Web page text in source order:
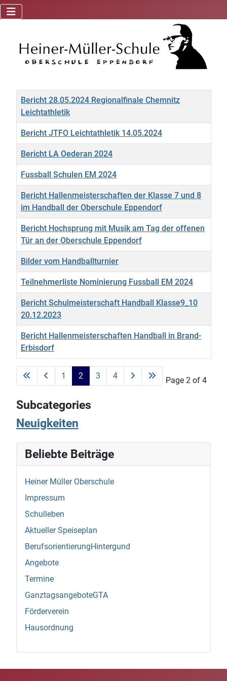
Beliebte Beiträge
Heiner Müller Oberschule
Impressum
Schulleben
Aktueller Speiseplan
BerufsorientierungHintergund
Angebote
Termine
GanztagsangeboteGTA
Förderverein
Hausordnung
Title
Bericht 28.05.2024 Regionalfinale Chemnitz
Leichtathletik
Bericht JTFO Leichtathletik 14.05.2024
Bericht LA Oederan 2024
Fussball Schulen EM 2024
Bericht Hallenmeisterschaften der Klasse 7 und 8
im Handball der Oberschule Eppendorf
Bericht Hochsprung mit Musik am Tag der offenen
Tür an der Oberschule Eppendorf
Bilder vom Handballturnier
Teilnehmerliste Nominierung Fussball EM 2024
Bericht Schulmeisterschaft Handball Klasse9_10
20.12.2023
Bericht Hallenmeisterschaften Handball in Brand-
Erbisdorf
Page 2 of 4
1 2 3 4
Subcategories
Neuigkeiten